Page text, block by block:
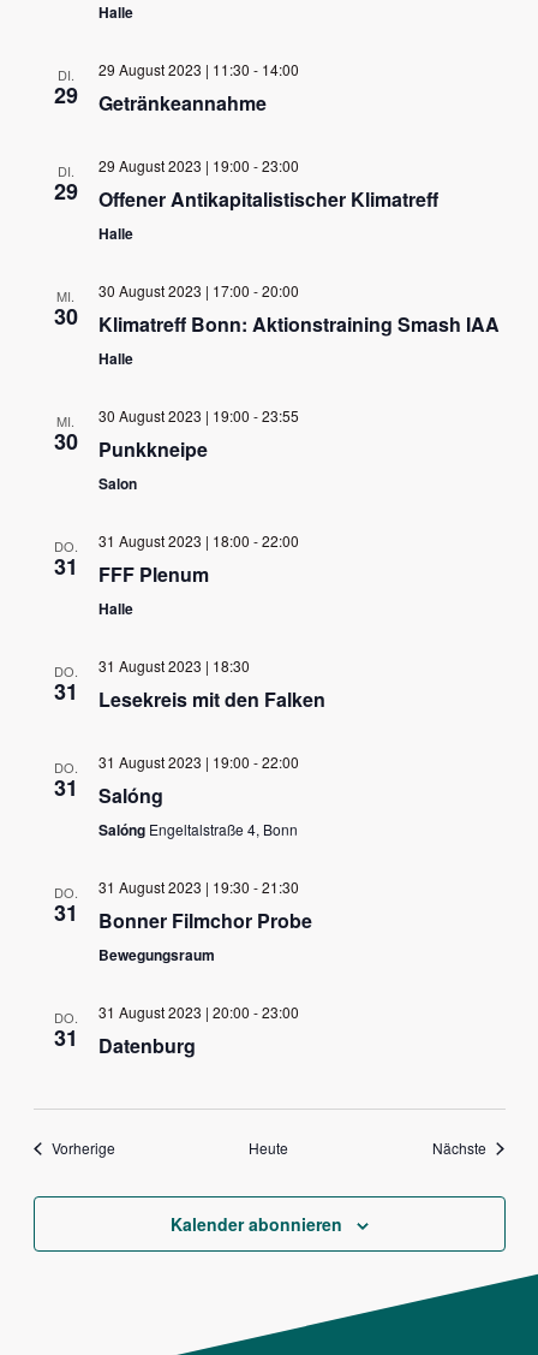
Halle
DI.
29
29 August 2023 | 11:30 - 14:00
Getränkeannahme
DI.
29
29 August 2023 | 19:00 -23:00
Offener Antikapitalistischer Klimatreff
Halle
MI.
30
30 August 2023 | 17:00 -20:00
Klimatreff Bonn: Aktionstraining Smash IAA
Halle
MI.
30
30 August 2023 | 19:00 -23:55
Punkkneipe
Salon
DO.
31
31 August 2023 | 18:00 -22:00
FFF Plenum
Halle
DO.
31
31 August 2023 | 18:30
Lesekreis mit den Falken
DO.
31
31 August 2023 | 19:00 -22:00
Salóng
Salóng Engeltalstraße 4, Bonn
DO.
31
31 August 2023 | 19:30 -21:30
Bonner Filmchor Probe
Bewegungsraum
DO.
31
31 August 2023 | 20:00 -23:00
Datenburg
VorherigeVeranstaltungen Heute Nächste
Kalender abonnieren